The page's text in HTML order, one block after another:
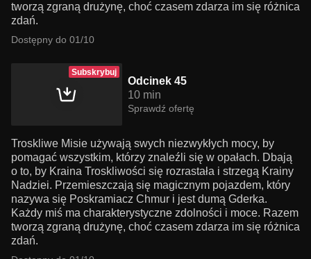
tworzą zgraną drużynę, choć czasem zdarza im się różnica
zdań.
Dostępny do 01/10
Subskrybuj
Odcinek 45
10 min
Sprawdź ofertę
Troskliwe Misie używają swych niezwykłych mocy, by
pomagać wszystkim, którzy znaleźli się w opałach. Dbają
o to, by Kraina Troskliwości się rozrastała i strzegą Krainy
Nadziei. Przemieszczają się magicznym pojazdem, który
nazywa się Poskramiacz Chmur i jest dumą Gderka.
Każdy miś ma charakterystyczne zdolności i moce. Razem
tworzą zgraną drużynę, choć czasem zdarza im się różnica
zdań.